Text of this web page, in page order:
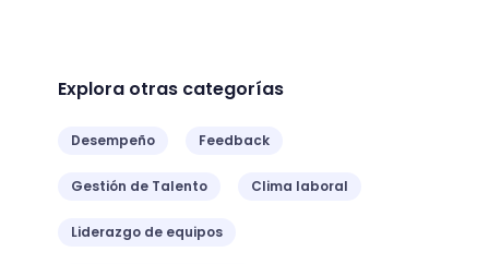
Explora otras categorías
Desempeño Feedback
Gestión de Talento Clima laboral
Liderazgo de equipos